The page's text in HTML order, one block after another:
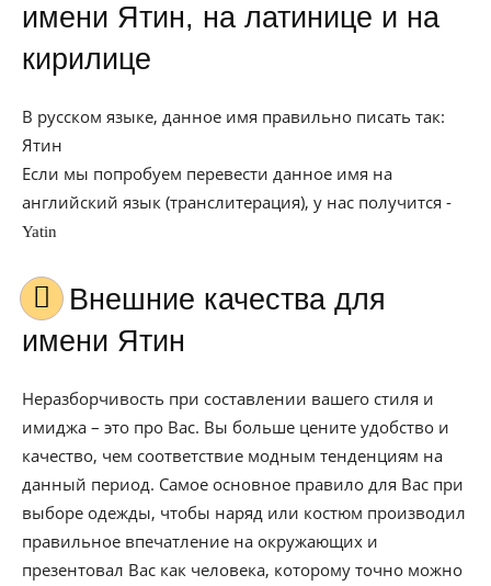
имени Ятин, на латинице и на
кирилице
В русском языке, данное имя правильно писать так:
Ятин
Если мы попробуем перевести данное имя на
английский язык (транслитерация), у нас получится -
Yatin
Внешние качества для
имени Ятин
Неразборчивость при составлении вашего стиля и
имиджа – это про Вас. Вы больше цените удобство и
качество, чем соответствие модным тенденциям на
данный период. Самое основное правило для Вас при
выборе одежды, чтобы наряд или костюм производил
правильное впечатление на окружающих и
презентовал Вас как человека, которому точно можно